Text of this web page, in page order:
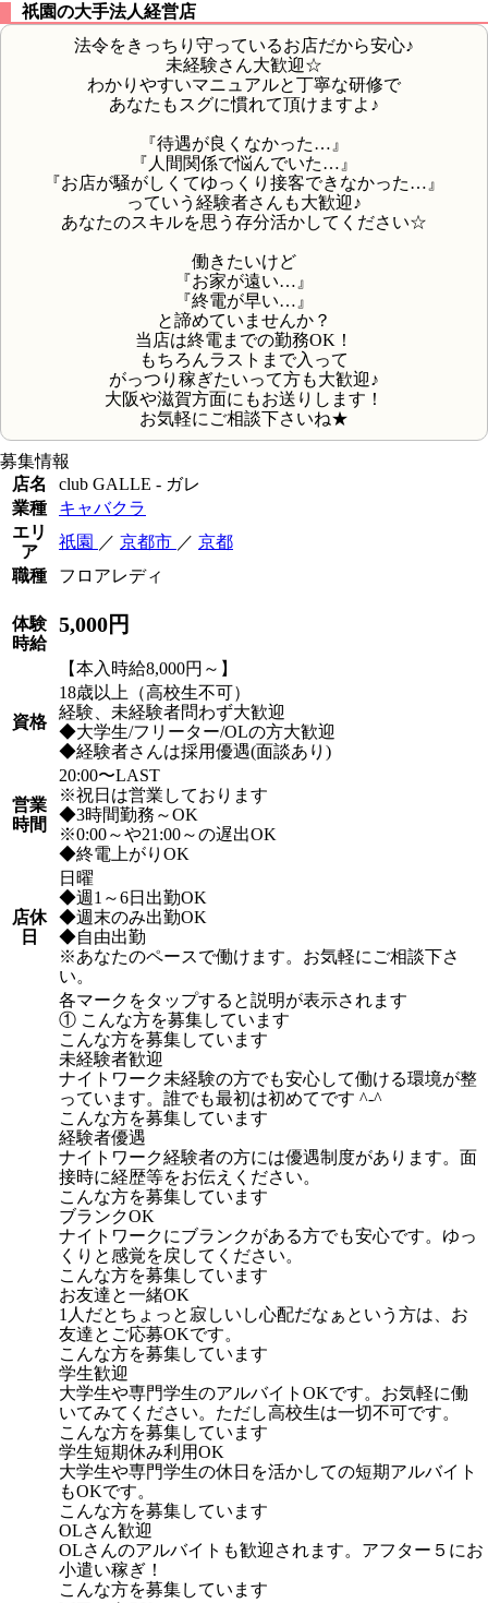
祇園の大手法人経営店
法令をきっちり守っているお店だから安心♪
未経験さん大歓迎☆
わかりやすいマニュアルと丁寧な研修で
あなたもスグに慣れて頂けますよ♪
『待遇が良くなかった…』
『人間関係で悩んでいた…』
『お店が騒がしくてゆっくり接客できなかった…』
っていう経験者さんも大歓迎♪
あなたのスキルを思う存分活かしてください☆
働きたいけど
『お家が遠い…』
『終電が早い…』
と諦めていませんか？
当店は終電までの勤務OK！
もちろんラストまで入って
がっつり稼ぎたいって方も大歓迎♪
大阪や滋賀方面にもお送りします！
お気軽にご相談下さいね★
募集情報
店名
club GALLE - ガレ
業種
キャバクラ
エリ
ア
祇園 ／ 京都市 ／ 京都
職種
フロアレディ
体験
時給
5,000円
【本入時給8,000円～】
資格
18歳以上（高校生不可）
経験、未経験者問わず大歓迎
◆大学生/フリーター/OLの方大歓迎
◆経験者さんは採用優遇(面談あり)
営業
時間
20:00〜LAST
※祝日は営業しております
◆3時間勤務～OK
※0:00～や21:00～の遅出OK
◆終電上がりOK
店休
日
日曜
◆週1～6日出勤OK
◆週末のみ出勤OK
◆自由出勤
※あなたのペースで働けます。お気軽にご相談下さ
い。
各マークをタップすると説明が表示されます
① こんな方を募集しています
こんな方を募集しています
未経験者歓迎
ナイトワーク未経験の方でも安心して働ける環境が整
っています。誰でも最初は初めてです ^-^
こんな方を募集しています
経験者優遇
ナイトワーク経験者の方には優遇制度があります。面
接時に経歴等をお伝えください。
こんな方を募集しています
ブランクOK
ナイトワークにブランクがある方でも安心です。ゆっ
くりと感覚を戻してください。
こんな方を募集しています
お友達と一緒OK
1人だとちょっと寂しいし心配だなぁという方は、お
友達とご応募OKです。
こんな方を募集しています
学生歓迎
大学生や専門学生のアルバイトOKです。お気軽に働
いてみてください。ただし高校生は一切不可です。
こんな方を募集しています
学生短期休み利用OK
大学生や専門学生の休日を活かしての短期アルバイト
もOKです。
こんな方を募集しています
OLさん歓迎
OLさんのアルバイトも歓迎されます。アフター５にお
小遣い稼ぎ！
こんな方を募集しています